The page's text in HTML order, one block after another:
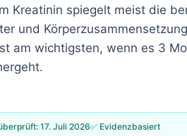
Kreatinin spiegelt meist die
und
am wichtigsten, wenn es 3
17. Juli 2026✅ Evidenzbasiert